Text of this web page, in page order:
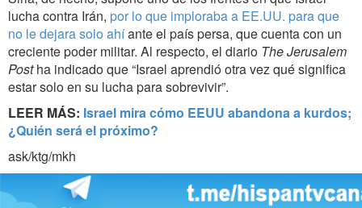
lucha contra Irán, por lo que imploraba a EE.UU. para que
no le dejara solo ahíante el país persa, que cuenta con un
creciente poder militar. Al respecto, el diario The Jerusalem
Postha indicado que “Israel aprendió otra vez qué significa
estar solo en su lucha para sobrevivir”.
LEER MÁS: Israel mira cómo EEUU abandona a kurdos;
¿Quién será el próximo?
ask/ktg/mkh